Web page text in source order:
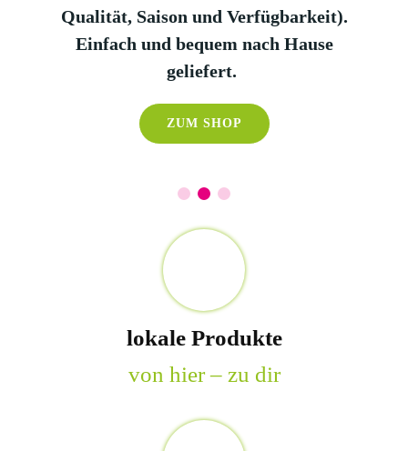
Qualität, Saison und Verfügbarkeit).
Einfach und bequem nach Hause
geliefert.
ZUM SHOP
lokale Produkte
von hier – zu dir